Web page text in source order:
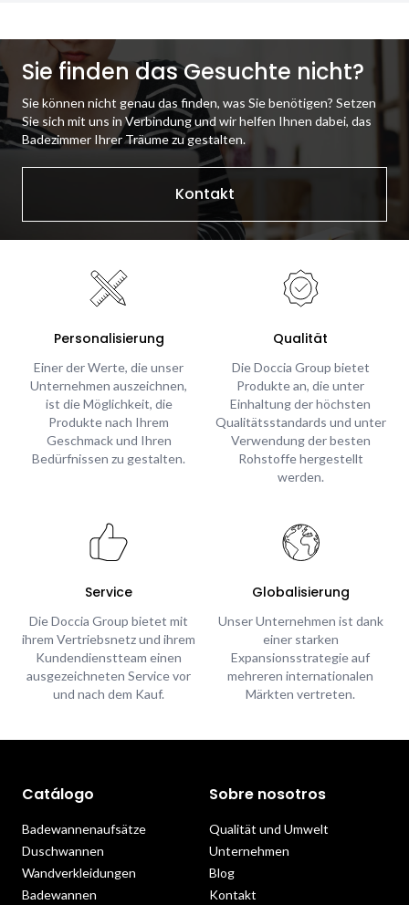
Sie finden das Gesuchte nicht?
Sie können nicht genau das finden, was Sie benötigen? Setzen
Sie sich mit uns in Verbindung und wir helfen Ihnen dabei, das
Badezimmer Ihrer Träume zu gestalten.
Kontakt
Personalisierung
Einer der Werte, die unser
Unternehmen auszeichnen,
ist die Möglichkeit, die
Produkte nach Ihrem
Geschmack und Ihren
Bedürfnissen zu gestalten.
Qualität
Die Doccia Group bietet
Produkte an, die unter
Einhaltung der höchsten
Qualitätsstandards und unter
Verwendung der besten
Rohstoffe hergestellt
werden.
Service
Die Doccia Group bietet mit
ihrem Vertriebsnetz und ihrem
Kundendienstteam einen
ausgezeichneten Service vor
und nach dem Kauf.
Globalisierung
Unser Unternehmen ist dank
einer starken
Expansionsstrategie auf
mehreren internationalen
Märkten vertreten.
Catálogo
Badewannenaufsätze
Duschwannen
Wandverkleidungen
Badewannen
Sobre nosotros
Qualität und Umwelt
Unternehmen
Blog
Kontakt